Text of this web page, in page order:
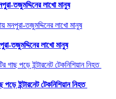
তজুমদ্দিনের লাখো মানুষ
তজুমদ্দিনের লাখো মানুষ
ইন্টারনেট টেকনিশিয়ান নিহত